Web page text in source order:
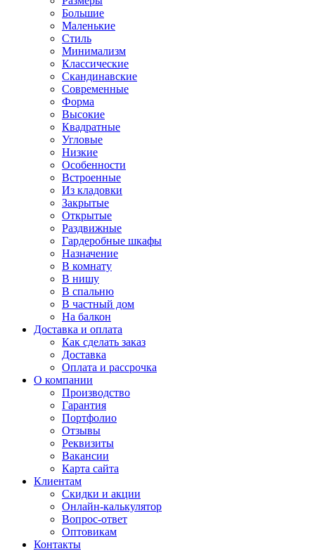
Большие
Маленькие
Стиль
Минимализм
Классические
Скандинавские
Современные
Форма
Высокие
Квадратные
Угловые
Низкие
Особенности
Встроенные
Из кладовки
Закрытые
Открытые
Раздвижные
Гардеробные шкафы
Назначение
В комнату
В нишу
В спальню
В частный дом
На балкон
Доставка и оплата
Как сделать заказ
Доставка
Оплата и рассрочка
О компании
Производство
Гарантия
Портфолио
Отзывы
Реквизиты
Вакансии
Карта сайта
Клиентам
Скидки и акции
Онлайн-калькулятор
Вопрос-ответ
Оптовикам
Контакты